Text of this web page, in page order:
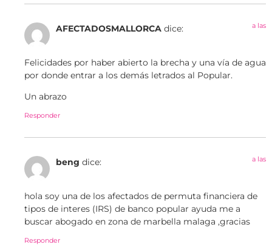
AFECTADOSMALLORCA dice: a las
Felicidades por haber abierto la brecha y una vía de agua
por donde entrar a los demás letrados al Popular.
Un abrazo
Responder
beng dice: a las
hola soy una de los afectados de permuta financiera de
tipos de interes (IRS) de banco popular ayuda me a
buscar abogado en zona de marbella malaga ,gracias
Responder